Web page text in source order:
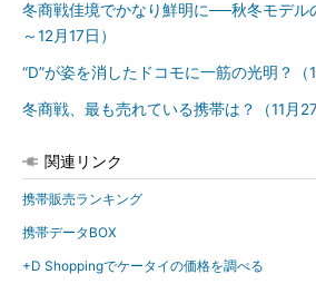
冬商戦佳境でかなり鮮明に──秋冬モデル
～12月17日）
“D”が姿を消したドコモに一筋の光明？（
冬商戦、最も売れている携帯は？（11月27
関連リンク
携帯販売ランキング
携帯データBOX
+D Shoppingでケータイの価格を調べる